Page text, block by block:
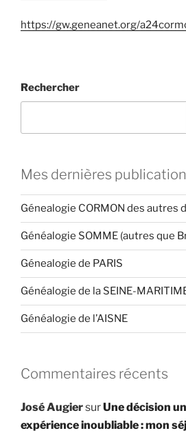
https://gw.geneanet.org/
Rechercher
Mes dernières
Génealogie CORMON des autres
Généalogie SOMME (autres que
Génealogie de PARIS
Généalogie de la SEINE-
Généalogie de l’AISNE
Commentaires récents
José AugiersurUne décision
expérience inoubliable : mon